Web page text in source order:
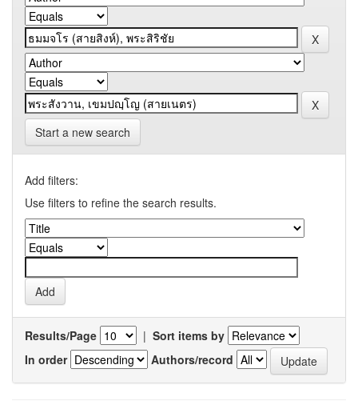
Start a new search
Add filters:
Use filters to refine the search results.
Results/Page | Sort items by
In order
Authors/record